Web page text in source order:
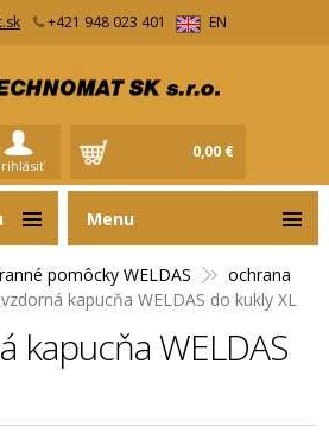
+421 948 023 401 EN
0,00 €
pomôcky WELDAS
ochrana
kapucňa WELDAS do kukly XL
kapucňa WELDAS
Menu